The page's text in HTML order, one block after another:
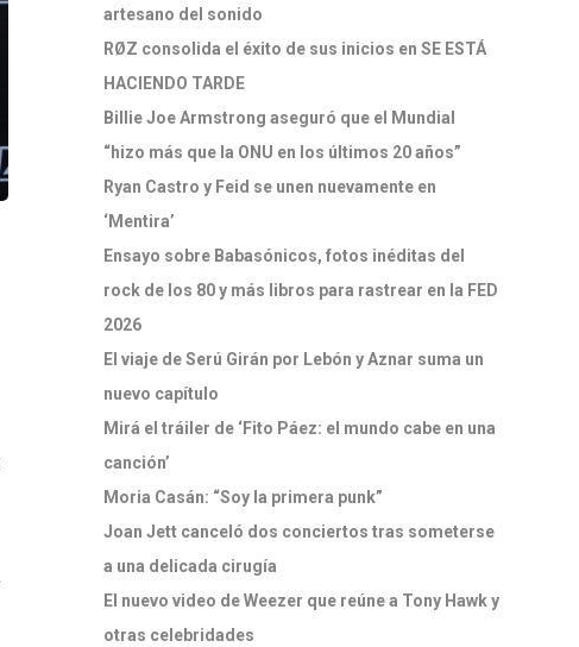
artesano del sonido
RØZ consolida el éxito de sus inicios en SE ESTÁ
HACIENDO TARDE
Billie Joe Armstrong aseguró que el Mundial
“hizo más que la ONU en los últimos 20 años”
Ryan Castro y Feid se unen nuevamente en
‘Mentira’
Ensayo sobre Babasónicos, fotos inéditas del
rock de los 80 y más libros para rastrear en la FED
2026
El viaje de Serú Girán por Lebón y Aznar suma un
nuevo capítulo
Mirá el tráiler de ‘Fito Páez: el mundo cabe en una
canción’
Moria Casán: “Soy la primera punk”
Joan Jett canceló dos conciertos tras someterse
a una delicada cirugía
El nuevo video de Weezer que reúne a Tony Hawk y
otras celebridades